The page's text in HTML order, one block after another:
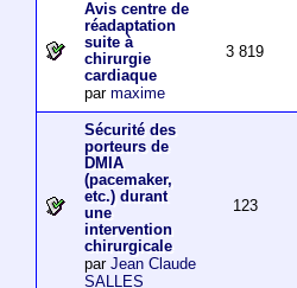
Avis centre de
réadaptation
suite à
chirurgie
cardiaque
par maxime
3 819
Sécurité des
porteurs de
DMIA
(pacemaker,
etc.) durant
une
intervention
chirurgicale
par Jean Claude
SALLES
123